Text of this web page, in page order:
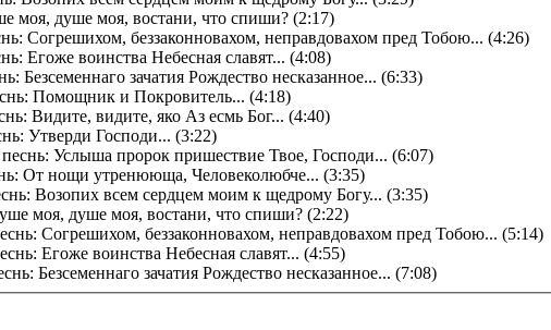
моя, душе моя, востани, что спиши? (2:17)
Согрешихом, беззаконновахом, неправдовахом пред Тобою... (4:26)
Егоже воинства Небесная славят... (4:08)
Безсеменнаго зачатия Рождество несказанное... (6:33)
Помощник и Покровитель... (4:18)
Видите, видите, яко Аз есмь Бог... (4:40)
Утверди Господи... (3:22)
Услыша пророк пришествие Твое, Господи... (6:07)
От нощи утренююща, Человеколюбче... (3:35)
Возопих всем сердцем моим к щедрому Богу... (3:35)
моя, душе моя, востани, что спиши? (2:22)
Согрешихом, беззаконновахом, неправдовахом пред Тобою... (5:14)
Егоже воинства Небесная славят... (4:55)
Безсеменнаго зачатия Рождество несказанное... (7:08)